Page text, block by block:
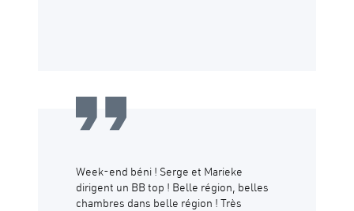
Week-end béni ! Serge et Marieke
dirigent un BB top ! Belle région, belles
chambres dans belle région ! Très